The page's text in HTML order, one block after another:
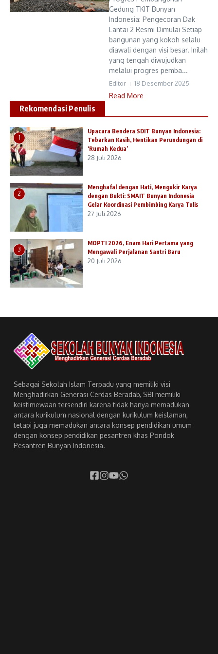
Gedung TKIT Bunyan
Indonesia: Pengecoran Dak
Lantai 2 Resmi Dimulai Setiap
bangunan yang kokoh selalu
diawali dengan visi besar. Inilah
yang tengah diwujudkan
melalui progres pemba...
Editor 18 Desember 2025
Read More
Rekomendasi Penulis
1
Upacara Bendera SDIT Bunyan Indonesia:
Tebarkan Kasih, Hentikan Perundungan di
‘Rumah Kedua’
28 Juli 2026
2
Menghafal dengan Hati, Mengukir Karya
dengan Bukti: SMAIT Bunyan Indonesia
Gelar Koordinasi Pembimbing Karya Tulis
27 Juli 2026
3
MOPTI 2026, Enam Hari Pertama yang
Mengawali Perjalanan Santri Baru
20 Juli 2026
Sebagai Sekolah Islam Terpadu yang memiliki visi
Menghadirkan Generasi Cerdas Beradab, SBI memiliki
keistimewaan tersendiri karena tidak hanya memadukan
antara kurikulum nasional dengan kurikulum keislaman,
tetapi juga memadukan antara konsep pendidikan umum
dengan konsep pendidikan pesantren khas Pondok
Pesantren Bunyan Indonesia.